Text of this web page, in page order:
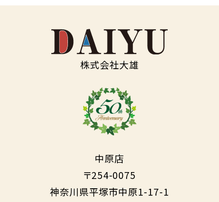
株式会社大雄
中原店
〒254-0075
神奈川県平塚市中原1-17-1